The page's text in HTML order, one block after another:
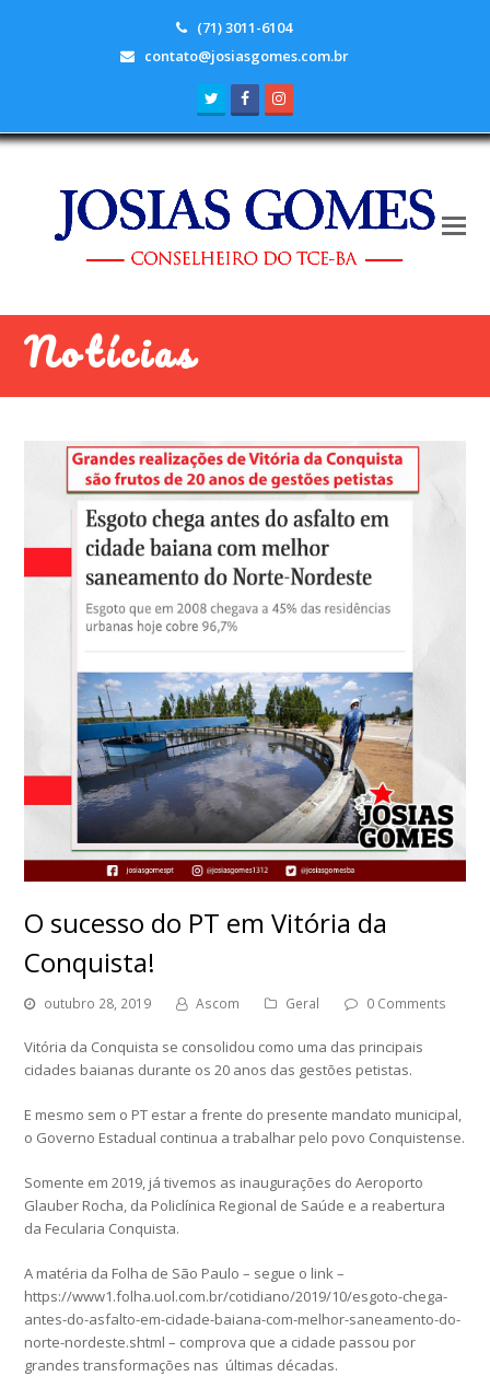
(71) 3011-6104
contato@josiasgomes.com.br
TwitterFacebook
Notícias
O sucesso do PT em Vitória da
Conquista!
outubro 28, 2019 Ascom Geral 0 Comments
Vitória da Conquista se consolidou como uma das principais
cidades baianas durante os 20 anos das gestões petistas.
E mesmo sem o PT estar a frente do presente mandato municipal,
o Governo Estadual continua a trabalhar pelo povo Conquistense.
Somente em 2019, já tivemos as inaugurações do Aeroporto
Glauber Rocha, da Policlínica Regional de Saúde e a reabertura
da Fecularia Conquista.
A matéria da Folha de São Paulo – segue o link –
https://www1.folha.uol.com.br/cotidiano/2019/10/esgoto-chega-
antes-do-asfalto-em-cidade-baiana-com-melhor-saneamento-do-
norte-nordeste.shtml – comprova que a cidade passou por
grandes transformações nas últimas décadas.